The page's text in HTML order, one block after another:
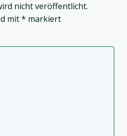
nicht veröffentlicht.
mit* markiert